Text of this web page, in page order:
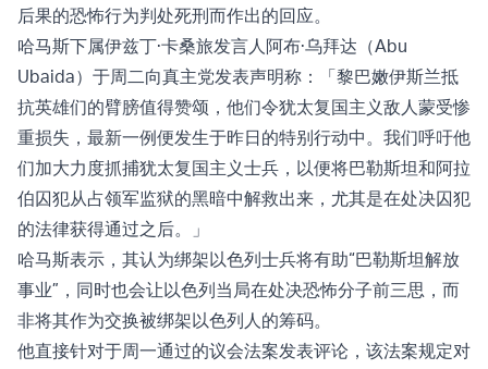
后果的恐怖行为判处死刑而作出的回应。
哈马斯下属伊兹丁·卡桑旅发言人阿布·乌拜达（Abu
Ubaida）于周二向真主党发表声明称：「黎巴嫩伊斯兰抵
抗英雄们的臂膀值得赞颂，他们令犹太复国主义敌人蒙受惨
重损失，最新一例便发生于昨日的特别行动中。我们呼吁他
们加大力度抓捕犹太复国主义士兵，以便将巴勒斯坦和阿拉
伯囚犯从占领军监狱的黑暗中解救出来，尤其是在处决囚犯
的法律获得通过之后。」
哈马斯表示，其认为绑架以色列士兵将有助“巴勒斯坦解放
事业”，同时也会让以色列当局在处决恐怖分子前三思，而
非将其作为交换被绑架以色列人的筹码。
他直接针对于周一通过的议会法案发表评论，该法案规定对